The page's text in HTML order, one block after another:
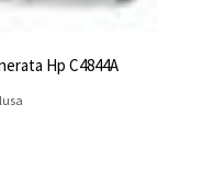
Hp C4844A